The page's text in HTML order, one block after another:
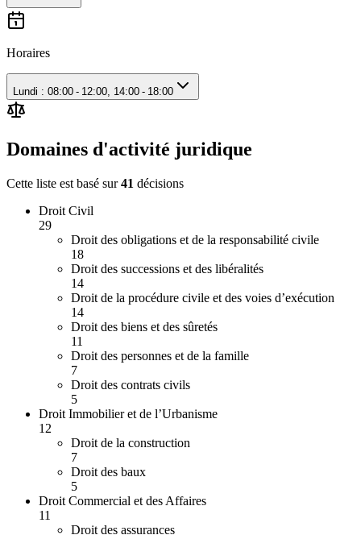
Horaires
Lundi : 08:00 - 12:00, 14:00 - 18:00
Domaines d'activité juridique
Cette liste est basé sur 41 décisions
Droit Civil
29
Droit des obligations et de la responsabilité civile
18
Droit des successions et des libéralités
14
Droit de la procédure civile et des voies d’exécution
14
Droit des biens et des sûretés
11
Droit des personnes et de la famille
7
Droit des contrats civils
5
Droit Immobilier et de l’Urbanisme
12
Droit de la construction
7
Droit des baux
5
Droit Commercial et des Affaires
11
Droit des assurances